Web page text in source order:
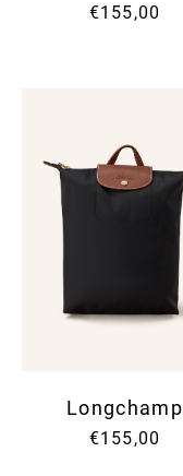
€155,00
Longchamp
€155,00